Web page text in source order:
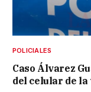
POLICIALES
Caso Álvarez
del celular de